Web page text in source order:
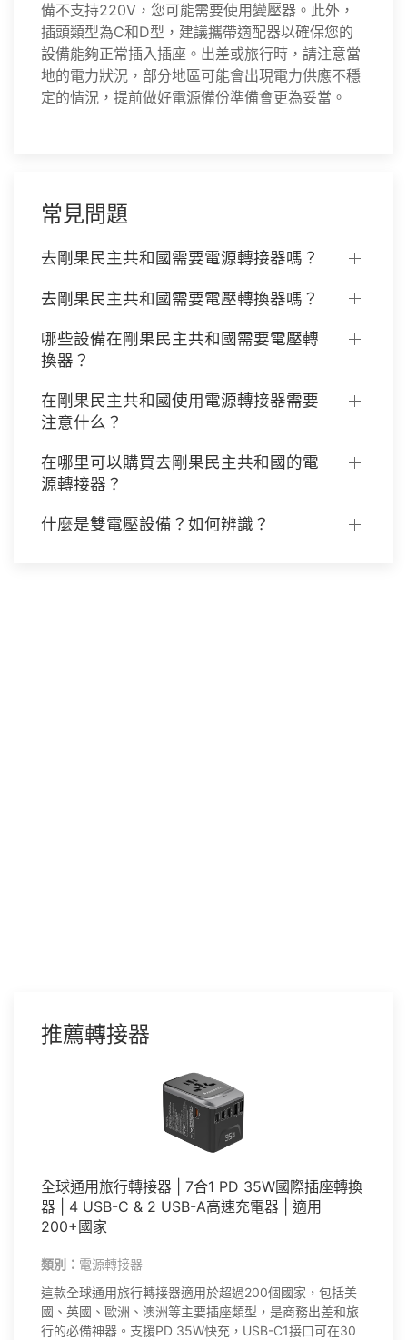
備不支持220V，您可能需要使用變壓器。此外，
插頭類型為C和D型，建議攜帶適配器以確保您的
設備能夠正常插入插座。出差或旅行時，請注意當
地的電力狀況，部分地區可能會出現電力供應不穩
定的情況，提前做好電源備份準備會更為妥當。
常見問題
去剛果民主共和國需要電源轉接器嗎？
去剛果民主共和國需要電壓轉換器嗎？
哪些設備在剛果民主共和國需要電壓轉
換器？
在剛果民主共和國使用電源轉接器需要
注意什么？
在哪里可以購買去剛果民主共和國的電
源轉接器？
什麼是雙電壓設備？如何辨識？
推薦轉接器
全球通用旅行轉接器 | 7合1 PD 35W國際插座轉換
器 | 4 USB-C & 2 USB-A高速充電器 | 適用
200+國家
類別： 電源轉接器
這款全球通用旅行轉接器適用於超過200個國家，包括美
國、英國、歐洲、澳洲等主要插座類型，是商務出差和旅
行的必備神器。支援PD 35W快充，USB-C1接口可在30